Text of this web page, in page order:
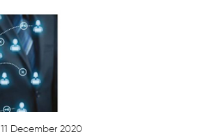
11 December 2020